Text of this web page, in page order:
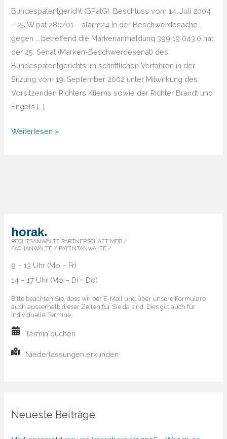
Bundespatentgericht (BPatG), Beschluss vom 14. Juli 2004
– 25 W pat 280/01 – alarm24 In der Beschwerdesache …
gegen … betreffend die Markenanmeldunq 399 19 043.0 hat
der 25. Senat (Marken-Beschwerdesenat) des
Bundespatentgerichts im schriftlichen Verfahren in der
Sitzung vom 19. September 2002 unter Mitwirkung des
Vorsitzenden Richters Kliems sowie der Richter Brandt und
Engels […]
BPatG
Weiterlesen »
horak.
RECHTSANWÄLTE PARTNERSCHAFT MBB /
FACHANWÄLTE / PATENTANWÄLTE /
9 – 13 Uhr (Mo – Fr)
14 – 17 Uhr (Mo – Di + Do)
Bitte beachten Sie, dass wir per E-Mail und über unsere Formulare
auch ausserhalb dieser Zeiten für Sie da sind. Dies gilt auch für
individuelle Termine.
Termin buchen
Niederlassungen erkunden
Neueste Beiträge